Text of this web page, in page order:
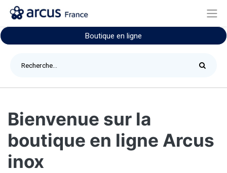
Boutique en ligne
Bienvenue sur la
boutique en ligne Arcus
inox